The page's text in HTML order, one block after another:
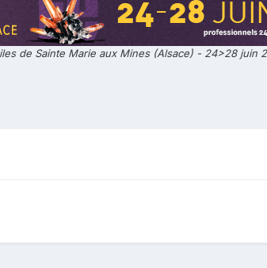
de Sainte Marie aux Mines (Alsace) - 24>28 juin